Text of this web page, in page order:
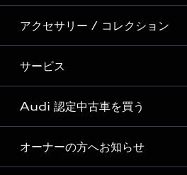
Audi Sport
Formula 1®
デジタルサービス
新車在庫検索
試乗車・展示車検索
見積り依頼
試乗予約
モデル一覧
特別仕様モデル / 限定モデル
e-tronラインアップ
価格シミュレーション
車両比較
アクセサリー / コレクション
純正アクセサリー
オンラインショップ
Audi collection
アウディナビアプリ
サービス
サービス入庫予約
サービスプログラム
メンテナンス
Audi 認定中古車を買う
Audi認定中古車
オーナーの方へお知らせ